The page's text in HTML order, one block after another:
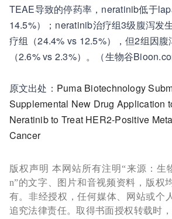
TEAE导致的停药率，neratinib低于
14.5%）；neratinib治疗组3级腹泻发
疗组（24.4% vs 12.5%），但2组因
（2.6% vs 2.3%）。（生物谷
原文出处： Puma Biotechnology
Supplemental New Drug Application
Neratinib to Treat HER2-Positive
Cancer
版权声明 本网站所有注明“来源：生
n”的文字、图片和音视频资料，版权
有。非经授权，任何媒体、网站或个
追究法律责任。取得书面授权转载时